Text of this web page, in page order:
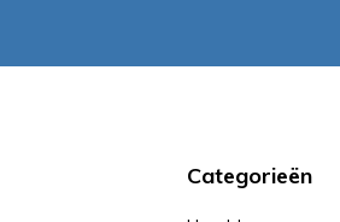
Categorieën